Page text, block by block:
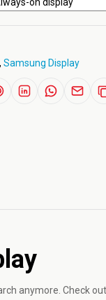
, Samsung Display
anymore. Check